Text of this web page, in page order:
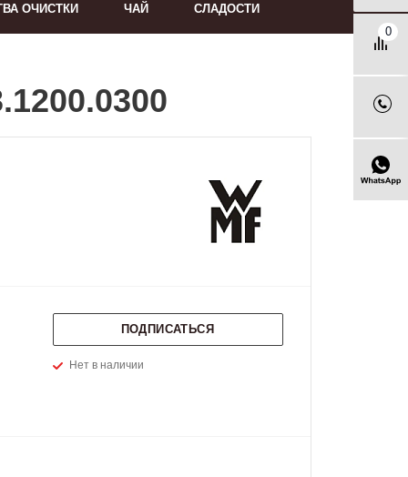
0
ОЧИСТКИ ЧАЙ СЛАДОСТИ
ПОДПИСАТЬСЯ
Нет в наличии